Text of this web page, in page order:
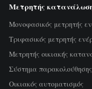
Τριφασικός
Μετρητής
Μονοφασικός μετρητής
Τριφασικός μετρητής
Μετρητής οικιακής
Σύστημα
Οικιακός αυτοματισμός